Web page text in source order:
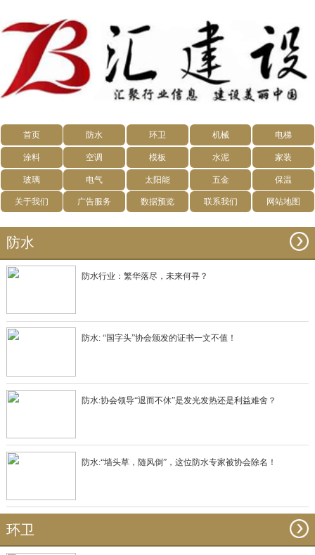
首页 防水 环卫 机械 电梯
涂料 空调 模板 水泥 家装
玻璃 电气 太阳能 五金 保温
关于我们 广告服务 数据预览 联系我们 网站地图
防水
防水行业：繁华落尽，未来何寻？
防水: “国字头”协会颁发的证书一文不值！
防水:协会领导“退而不休”是发光发热还是利益难舍？
防水:“墙头草，随风倒”，这位防水专家被协会除名！
环卫